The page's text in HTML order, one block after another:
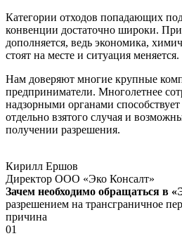
Категории отходов попадающих
конвенции достаточно широки.
дополняется, ведь экономика,
стоят на месте и ситуация меняется.
Нам доверяют многие крупные
предприниматели. Многолетнее
надзорными органами
отдельно взятого случая и
получении разрешения.
Кирилл Ершов
Директор ООО «Эко Консалт»
Зачем необходимо обращаться в
разрешением на трансграничное
причина
01